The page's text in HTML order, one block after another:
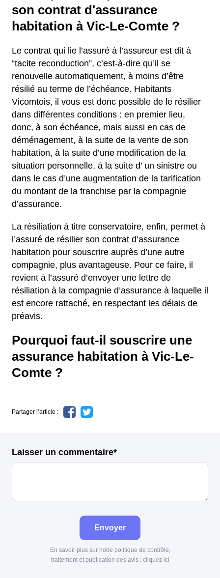
son contrat d'assurance
habitation à Vic-Le-Comte ?
Le contrat qui lie l’assuré à l’assureur est dit à
“tacite reconduction”, c’est-à-dire qu’il se
renouvelle automatiquement, à moins d’être
résilié au terme de l’échéance. Habitants
Vicomtois, il vous est donc possible de le résilier
dans différentes conditions : en premier lieu,
donc, à son échéance, mais aussi en cas de
déménagement, à la suite de la vente de son
habitation, à la suite d’une modification de la
situation personnelle, à la suite d’ un sinistre ou
dans le cas d’une augmentation de la tarification
du montant de la franchise par la compagnie
d’assurance.
La résiliation à titre conservatoire, enfin, permet à
l’assuré de résilier son contrat d’assurance
habitation pour souscrire auprès d’une autre
compagnie, plus avantageuse. Pour ce faire, il
revient à l’assuré d’envoyer une lettre de
résiliation à la compagnie d’assurance à laquelle il
est encore rattaché, en respectant les délais de
préavis.
Pourquoi faut-il souscrire une
assurance habitation à Vic-Le-
Comte ?
Partager l’article :
Laisser un commentaire*
Envoyer
En savoir plus sur notre politique de contrôle,
traitement et publication des avis : cliquez ici